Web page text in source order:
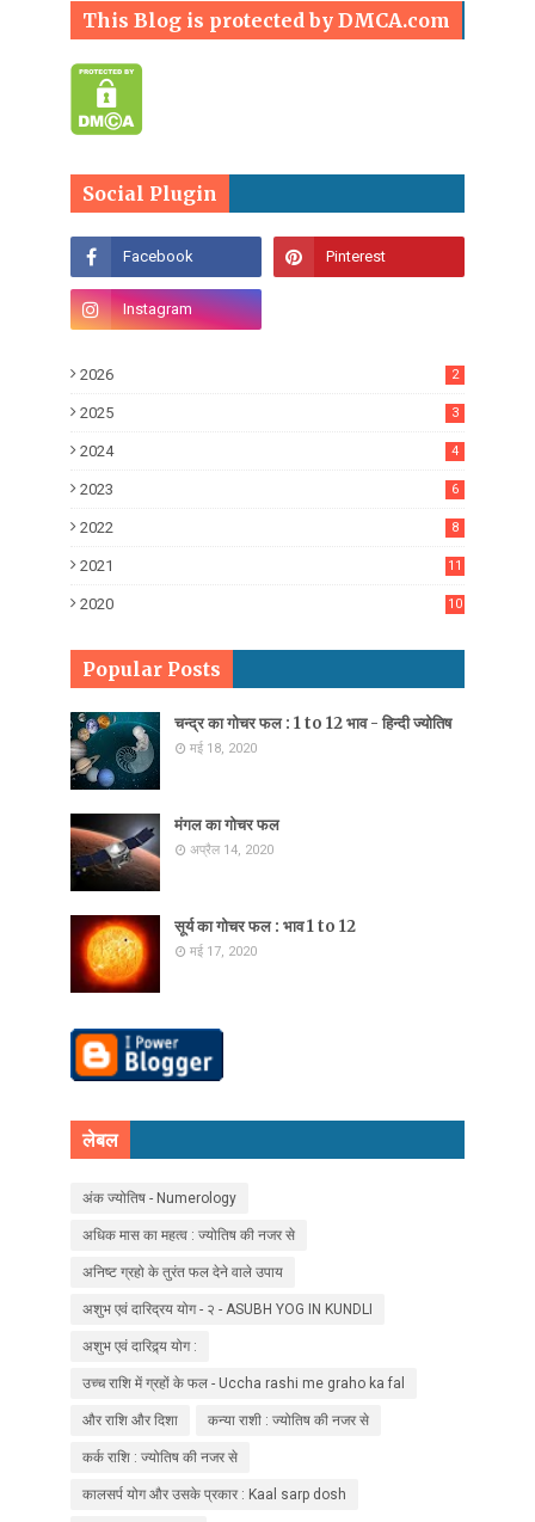
This Blog is protected by DMCA.com
Social Plugin
2026 2
2025 3
2024 4
2023 6
2022 8
2021 11
2020
10
Popular Posts
चन्द्र का गोचर फल : 1 to 12 भाव - हिन्दी ज्योतिष
मई 18, 2020
मंगल का गोचर फल
अप्रैल 14, 2020
सूर्य का गोचर फल : भाव 1 to 12
मई 17, 2020
लेबल
अंक ज्योतिष - Numerology
अधिक मास का महत्व : ज्योतिष की नजर से
अनिष्ट ग्रहो के तुरंत फल देने वाले उपाय
अशुभ एवं दारिद्रय योग - २ - ASUBH YOG IN KUNDLI
अशुभ एवं दारिद्र्य योग :
उच्च राशि में ग्रहों के फल - Uccha rashi me graho ka fal
और राशि और दिशा कन्या राशी : ज्योतिष की नजर से
कर्क राशि : ज्योतिष की नजर से
कालसर्प योग और उसके प्रकार : Kaal sarp dosh